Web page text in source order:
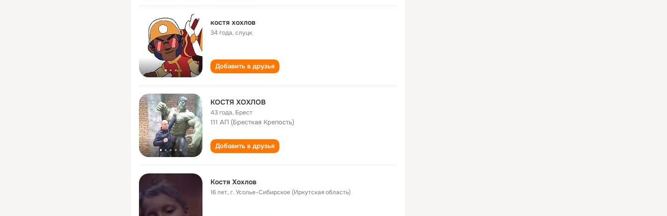
костя хохлов
34 года,слуцк
Добавить в друзья
КОСТЯ ХОХЛОВ
43 года, Брест
111 АП (Бресткая Крепость)
Добавить в друзья
Костя Хохлов
16 лет,г. Усолье-Сибирское (Иркутская область)